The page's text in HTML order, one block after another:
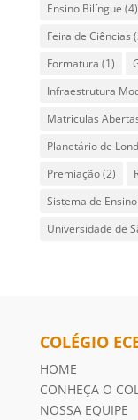
Ensino Bilíngue (4)
Feira de Ciências
Formatura (1)
Infraestrutura
Matriculas
Planetário de
Premiação(2)
Sistema de
Universidade de
COLÉGIO
HOME
CONHEÇA O
NOSSA EQUIPE